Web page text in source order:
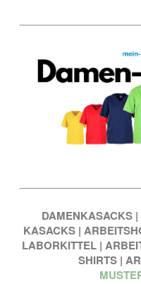
DAMENKASACKS |
KASACKS |
LABORKITTEL |
SHIRTS |